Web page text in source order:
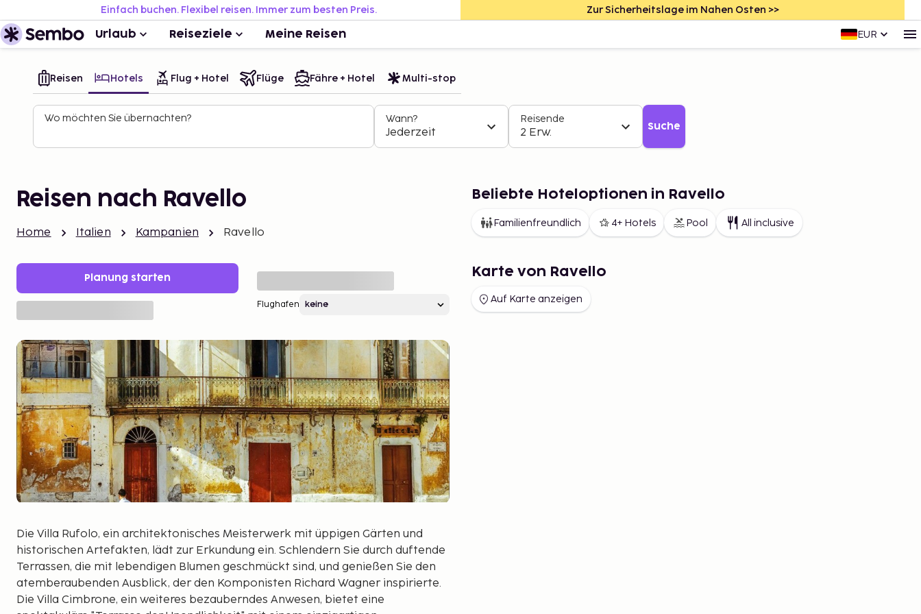
Einfach buchen. Flexibel reisen. Immer zum besten Preis. Zur Sicherheitslage im Nahen Osten >>
Urlaub Reiseziele Meine Reisen EUR
Reisen Hotels Flug + Hotel Flüge Fähre + Hotel Multi-stop
Wo möchten Sie übernachten? Wann?
Jederzeit
Reisende
2 Erw. Suche
Reisen nach Ravello
Home Italien Kampanien Ravello
Planung starten
Flughafen
Die Villa Rufolo, ein architektonisches Meisterwerk mit üppigen Gärten und
historischen Artefakten, lädt zur Erkundung ein. Schlendern Sie durch duftende
Terrassen, die mit lebendigen Blumen geschmückt sind, und genießen Sie den
atemberaubenden Ausblick, der den Komponisten Richard Wagner inspirierte.
Die Villa Cimbrone, ein weiteres bezauberndes Anwesen, bietet eine
Beliebte Hoteloptionen in Ravello
Familienfreundlich 4+ Hotels Pool All inclusive
Karte von Ravello
Auf Karte anzeigen